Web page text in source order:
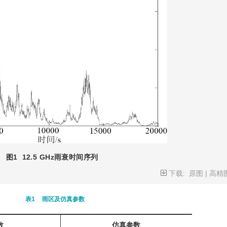
图1
12.5 GHz雨衰时间序列
下载:
原图 | 高精
表1 雨区及仿真参数
仿真参数